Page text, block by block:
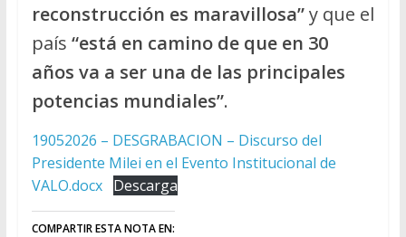
reconstrucción es maravillosa”y que el
país “está en camino de que en 30
años va a ser una de las principales
potencias mundiales”.
19052026 – DESGRABACION – Discurso del
Presidente Milei en el Evento Institucional de
VALO.docx
Descarga
COMPARTIR ESTA NOTA EN: